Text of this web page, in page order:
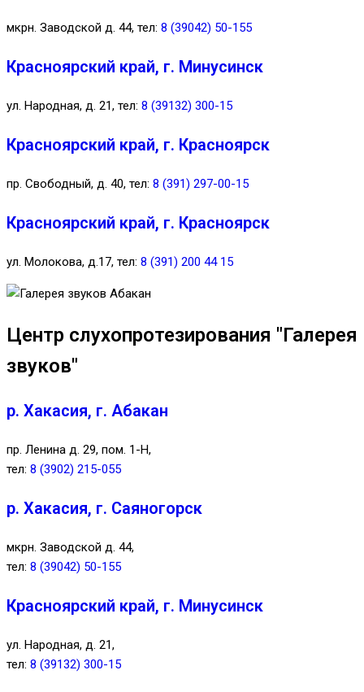
мкрн. Заводской д. 44, тел: 8 (39042) 50-155
Красноярский край, г. Минусинск
ул. Народная, д. 21, тел: 8 (39132) 300-15
Красноярский край, г. Красноярск
пр. Свободный, д. 40, тел: 8 (391) 297-00-15
Красноярский край, г. Красноярск
ул. Молокова, д.17, тел: 8 (391) 200 44 15
Центр слухопротезирования "Галерея
звуков"
р. Хакасия, г. Абакан
пр. Ленина д. 29, пом. 1-Н,
тел: 8 (3902) 215-055
р. Хакасия, г. Саяногорск
мкрн. Заводской д. 44,
тел: 8 (39042) 50-155
Красноярский край, г. Минусинск
ул. Народная, д. 21,
тел: 8 (39132) 300-15